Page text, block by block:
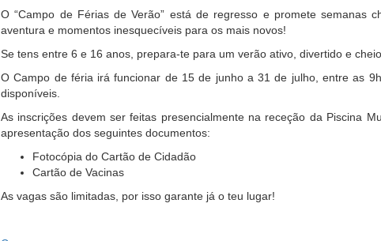
O “Campo de Férias de Verão” está de regresso e promete semanas
aventura e momentos inesquecíveis para os mais novos!
Se tens entre 6 e 16 anos, prepara-te para um verão ativo, divertido e
O Campo de féria irá funcionar de 15 de junho a 31 de julho, entre as
disponíveis.
As inscrições devem ser feitas presencialmente na receção da Piscina
apresentação dos seguintes documentos:
Fotocópia do Cartão de Cidadão
Cartão de Vacinas
As vagas são limitadas, por isso garante já o teu lugar!